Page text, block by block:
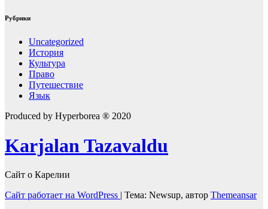
Рубрики
Uncategorized
История
Культура
Право
Путешествие
Язык
Produced by Hyperborea ® 2020
Karjalan Tazavaldu
Сайт о Карелии
Сайт работает на WordPress | Тема: Newsup, автор Themeansar